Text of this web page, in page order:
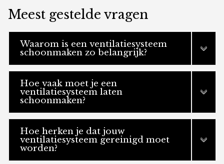
Meest gestelde vragen
Waarom is een ventilatiesysteem
schoonmaken zo belangrijk?
Hoe vaak moet je een
ventilatiesysteem laten
schoonmaken?
Hoe herken je dat jouw
ventilatiesysteem gereinigd moet
worden?